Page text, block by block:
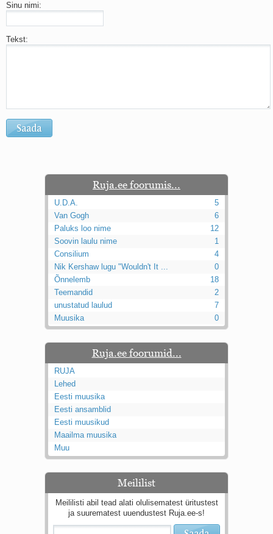
Sinu nimi:
Tekst:
Ruja.ee foorumis...
U.D.A.
5
Van Gogh
6
Paluks loo nime
12
Soovin laulu nime
1
Consilium
4
Nik Kershaw lugu "Wouldn't It ...
0
Õnnelemb
18
Teemandid
2
unustatud laulud
7
Muusika
0
Ruja.ee foorumid...
RUJA
Lehed
Eesti muusika
Eesti ansamblid
Eesti muusikud
Maailma muusika
Muu
Meililist
Meililisti abil tead alati olulisematest üritustest
ja suurematest uuendustest Ruja.ee-s!